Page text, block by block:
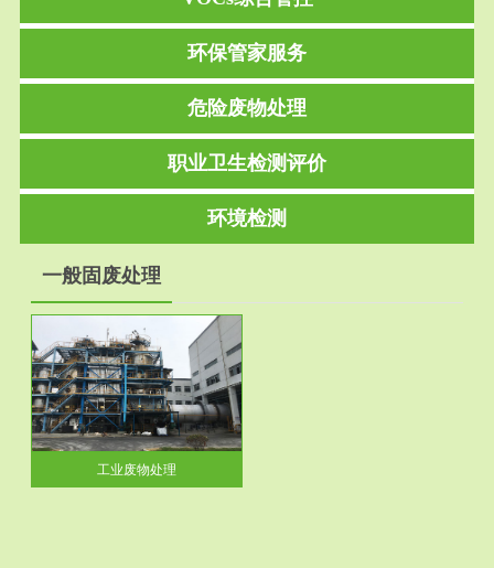
环保管家服务
危险废物处理
职业卫生检测评价
环境检测
一般固废处理
工业废物处理